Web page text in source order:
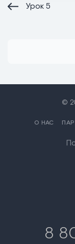
Урок5
©
О НАС
8